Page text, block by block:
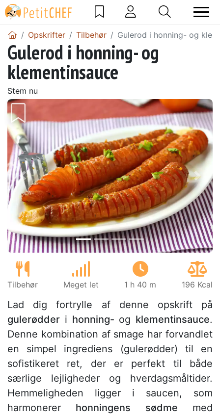
Opskrifter Tilbehør Gulerod i honning- og
Gulerod i honning- og
klementinsauce
Stem nu
Tidligere
Tilbehør Meget let 1 h 40 m 196 Kcal
Lad dig fortrylle af denne opskrift på
gulerødder i honning- og klementinsauce.
Denne kombination af smage har forvandlet
en simpel ingrediens (gulerødder) til en
sofistikeret ret, der er perfekt til både
særlige lejligheder og hverdagsmåltider.
Hemmeligheden ligger i saucen, som
harmonerer honningens sødme med